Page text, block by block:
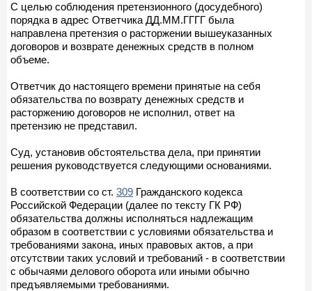
С целью соблюдения претензионного (досудебного)
порядка в адрес Ответчика ДД.ММ.ГГГГ была
направлена претензия о расторжении вышеуказанных
договоров и возврате денежных средств в полном
объеме.
Ответчик до настоящего времени принятые на себя
обязательства по возврату денежных средств и
расторжению договоров не исполнил, ответ на
претензию не представил.
Суд, установив обстоятельства дела, при принятии
решения руководствуется следующими основаниями.
В соответствии со ст. 309 Гражданского кодекса
Российской Федерации (далее по тексту ГК РФ)
обязательства должны исполняться надлежащим
образом в соответствии с условиями обязательства и
требованиями закона, иных правовых актов, а при
отсутствии таких условий и требований - в соответствии
с обычаями делового оборота или иными обычно
предъявляемыми требованиями.